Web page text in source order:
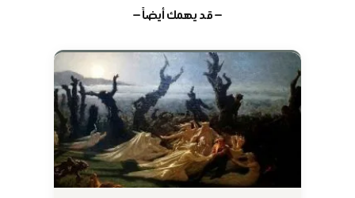
— قد يهمك أيضاً —